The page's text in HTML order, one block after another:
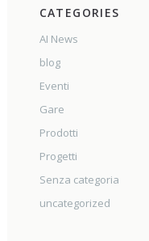
CATEGORIES
AI News
blog
Eventi
Gare
Prodotti
Progetti
Senza categoria
uncategorized